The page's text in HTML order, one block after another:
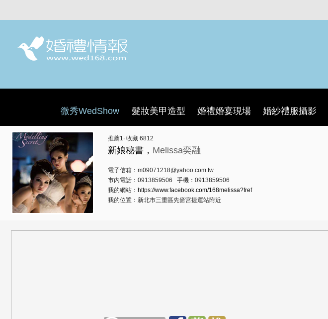
微秀WedShow 髮妝美甲造型 婚禮婚宴現場 婚紗禮服攝影
推薦1‧ 收藏 6812
新娘秘書， Melissa奕融
電子信箱：m09071218@yahoo.com.tw
市內電話：0913859506 手機：0913859506
我的網站： https://www.facebook.com/168melissa?fref
我的位置：新北市三重區先嗇宮捷運站附近